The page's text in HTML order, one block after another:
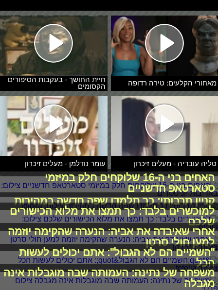
מאחורי הקלעים: טירה רדופה
חיית החושך - בעקבות הסיפורים
הקסומים
טליה עובדיה - מעלים זיכרון עומר נודלמן - מעלים זיכרון
האחים בני ה-16 שלוקחים חלק במיזמי
סטארטאפ חדשניים
קניין תרבותי: כך תלמדו שפה חדשה במהירות
למוכשרים בלבד: כך תמצו את מלוא הכישורים
שלכם
אחרי שאיבדה את אביה: הנערה שהקימה יוזמה
למען חולי סרטן
"השמיים הם לא הגבול": אתם יכולים לעשות
הכל
משפחה של נתינה: העמותה שבה מוגבלות אינה
מגבלה